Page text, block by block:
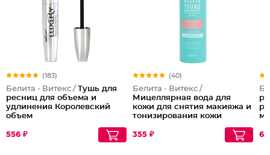
(183)
Белита - Витекс / Тушь для
ресниц для объема и
удлинения Королевский
объем
556 ₽
(40)
Белита - Витекс /
Мицеллярная вода для
кожи для снятия макияжа и
тонизирования кожи
355 ₽